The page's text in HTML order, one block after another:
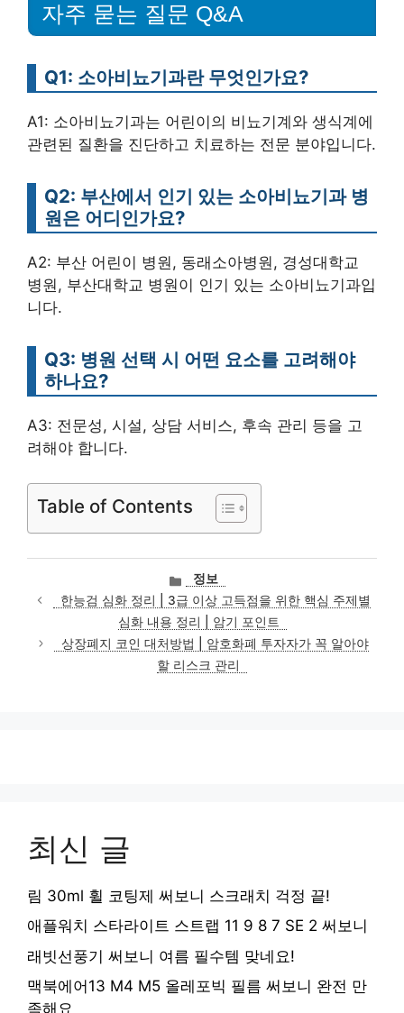
자주 묻는 질문 Q&A
Q1: 소아비뇨기과란 무엇인가요?
A1: 소아비뇨기과는 어린이의 비뇨기계와 생식계에
관련된 질환을 진단하고 치료하는 전문 분야입니다.
Q2: 부산에서 인기 있는 소아비뇨기과 병
원은 어디인가요?
A2: 부산 어린이 병원, 동래소아병원, 경성대학교
병원, 부산대학교 병원이 인기 있는 소아비뇨기과입
니다.
Q3: 병원 선택 시 어떤 요소를 고려해야
하나요?
A3: 전문성, 시설, 상담 서비스, 후속 관리 등을 고
려해야 합니다.
Table of Contents
카
테
고
리
정보
한능검 심화 정리 | 3급 이상 고득점을 위한 핵심 주제별
심화 내용 정리 | 암기 포인트
상장폐지 코인 대처방법 | 암호화폐 투자자가 꼭 알아야
할 리스크 관리
최신 글
림 30ml 휠 코팅제 써보니 스크래치 걱정 끝!
애플워치 스타라이트 스트랩 11 9 8 7 SE 2 써보니
래빗선풍기 써보니 여름 필수템 맞네요!
맥북에어13 M4 M5 올레포빅 필름 써보니 완전 만
족해요